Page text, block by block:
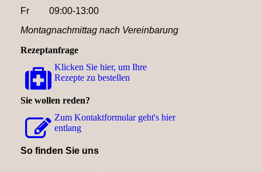
Fr
09:00-13:00
Montagnachmittag nach Vereinbarung
Rezeptanfrage
Klicken Sie hier, um Ihre
Rezepte zu bestellen
Sie wollen reden?
Zum Kon­takt­for­mu­lar geht's hier
entlang
So finden Sie uns